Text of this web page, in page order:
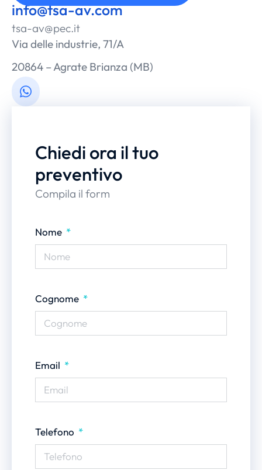
info@tsa-av.com
tsa-av@pec.it
Via delle industrie, 71/A
20864 – Agrate Brianza (MB)
Chiedi ora il tuo
preventivo
Compila il form
Nome
Cognome
Email
Telefono